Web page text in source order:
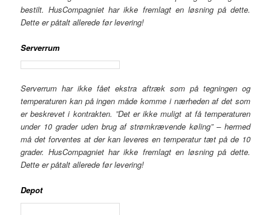
bestilt. HusCompagniet har ikke fremlagt en løsning på dette.
Dette er påtalt allerede før levering!
Serverrum
Serverrum har ikke fået ekstra aftræk som på tegningen og
temperaturen kan på ingen måde komme i nærheden af det som
er beskrevet i kontrakten. ”Det er ikke muligt at få temperaturen
under 10 grader uden brug af strømkrævende køling” – hermed
må det forventes at der kan leveres en temperatur tæt på de 10
grader. HusCompagniet har ikke fremlagt en løsning på dette.
Dette er påtalt allerede før levering!
Depot